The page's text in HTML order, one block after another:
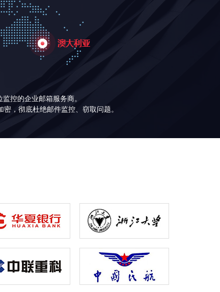
控的企业邮箱服务商。
，彻底杜绝邮件监控、窃取问题。